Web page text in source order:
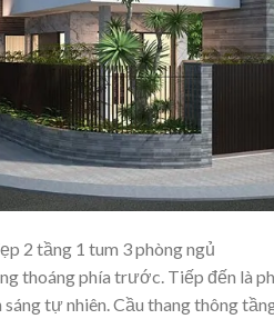
2 tầng 1 tum 3 phòng ngủ
thoáng phía trước. Tiếp đến là
sáng tự nhiên. Cầu thang thông